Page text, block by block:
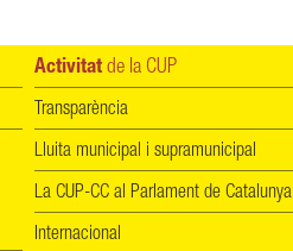
Activitat de la CUP
Transparència
Lluita municipal i supramunicipal
La CUP-CC al Parlament de Catalunya
Internacional